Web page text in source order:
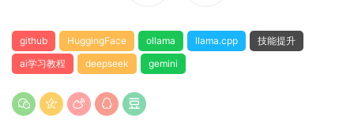
github HuggingFace ollama llama.cpp
技能提升
ai学习教程
deepseek gemini